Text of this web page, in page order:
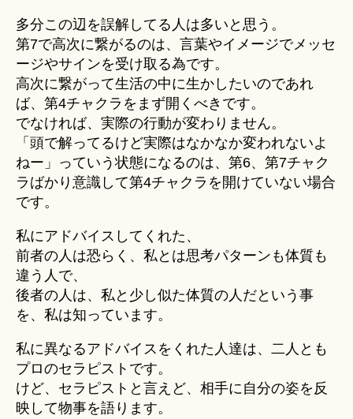
多分この辺を誤解してる人は多いと思う。
第7で高次に繋がるのは、言葉やイメージでメッセ
ージやサインを受け取る為です。
高次に繋がって生活の中に生かしたいのであれ
ば、第4チャクラをまず開くべきです。
でなければ、実際の行動が変わりません。
「頭で解ってるけど実際はなかなか変われないよ
ねー」っていう状態になるのは、第6、第7チャク
ラばかり意識して第4チャクラを開けていない場合
です。
私にアドバイスしてくれた、
前者の人は恐らく、私とは思考パターンも体質も
違う人で、
後者の人は、私と少し似た体質の人だという事
を、私は知っています。
私に異なるアドバイスをくれた人達は、二人とも
プロのセラピストです。
けど、セラピストと言えど、相手に自分の姿を反
映して物事を語ります。